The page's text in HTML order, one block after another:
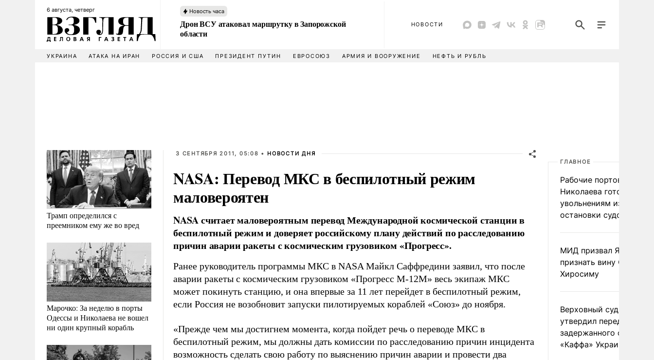
6 августа, четверг Новость часа
Дрон ВСУ атаковал маршрутку в Запорожской
области
НОВОСТИ
УКРАИНА АТАКА НА ИРАН РОССИЯ И США ПРЕЗИДЕНТ ПУТИН ЕВРОСОЮЗ АРМИЯ И ВООРУЖЕНИЕ НЕФТЬ И РУБЛЬ
Трамп определился с
преемником ему же во вред
Марочко: За неделю в порты
Одессы и Николаева не вошел
ни один крупный корабль
3 СЕНТЯБРЯ 2011, 05:08 • НОВОСТИ ДНЯ
NASA: Перевод МКС в беспилотный режим
маловероятен
NASA считает маловероятным перевод Международной космической станции в
беспилотный режим и доверяет российскому плану действий по расследованию
причин аварии ракеты с космическим грузовиком «Прогресс».
Ранее руководитель программы МКС в NASA Майкл Саффредини заявил, что после
аварии ракеты с космическим грузовиком «Прогресс М-12М» весь экипаж МКС
может покинуть станцию, и она впервые за 11 лет перейдет в беспилотный режим,
если Россия не возобновит запуски пилотируемых кораблей «Союз» до ноября.
«Прежде чем мы достигнем момента, когда пойдет речь о переводе МКС в
беспилотный режим, мы должны дать комиссии по расследованию причин инцидента
возможность сделать свою работу по выяснению причин аварии и провести два
ГЛАВНОЕ
Рабочие портов
Николаева готовятся к
увольнениям из-за
остановки судоходства
МИД призвал Японию
признать вину США за
Хиросиму
Верховный суд Швеции
утвердил передачу
задержанного
«Каффа» Украине